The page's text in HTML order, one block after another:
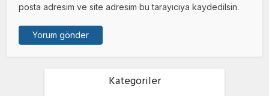
posta adresim ve site adresim bu tarayıcıya kaydedilsin.
Kategoriler